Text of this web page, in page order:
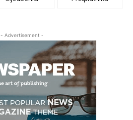
- Advertisement -